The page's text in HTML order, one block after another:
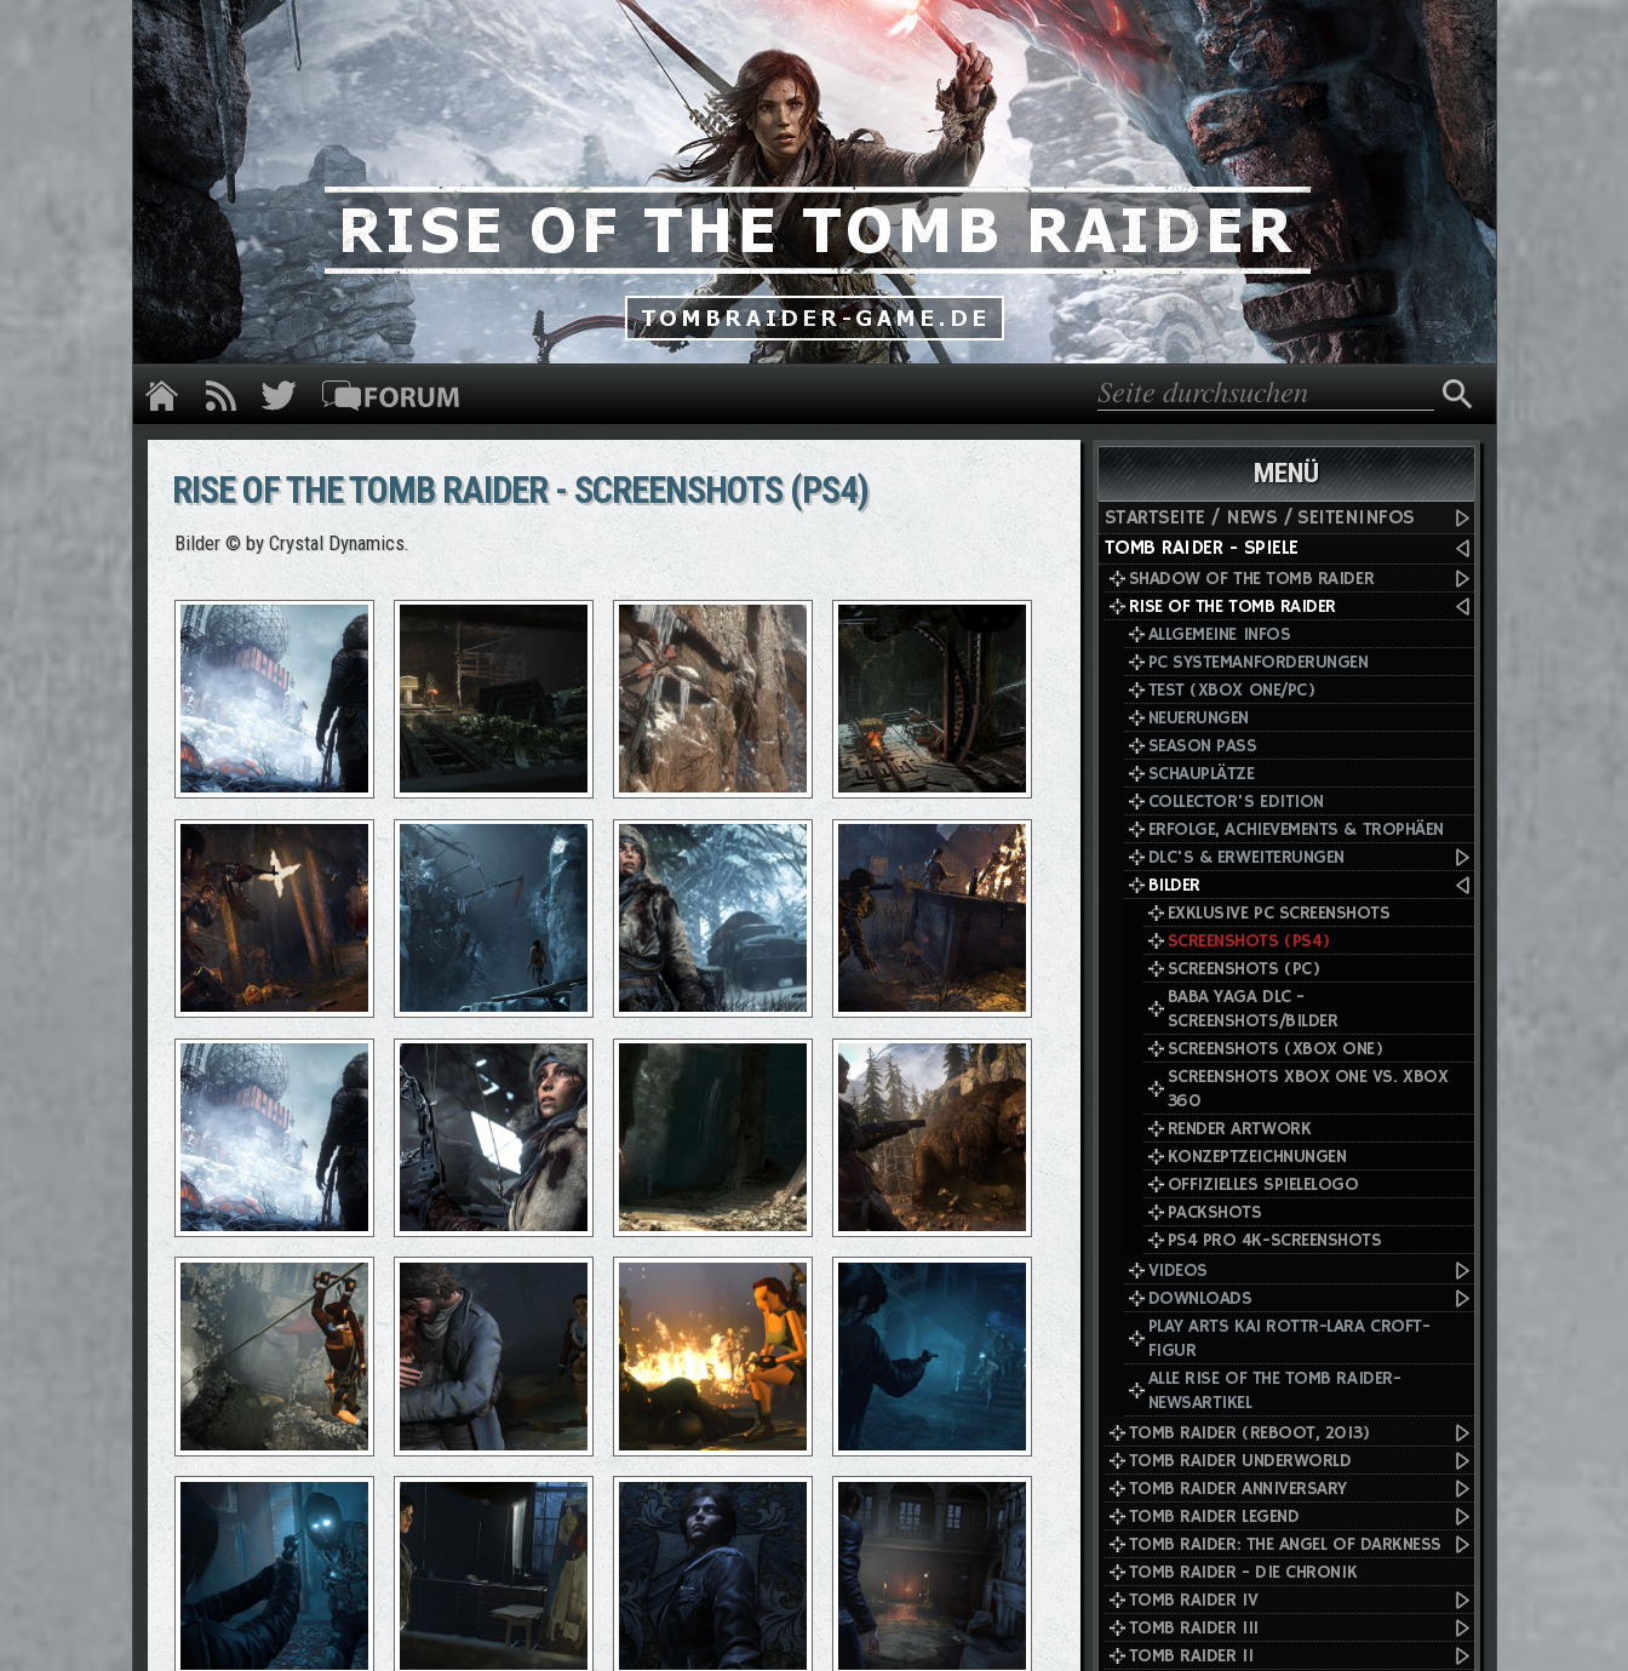
Direkt zum Inhalt
Suchformular
Suche
RISE OF THE TOMB RAIDER - SCREENSHOTS (PS4)
Bilder © by Crystal Dynamics.
MENÜ
STARTSEITE / NEWS / SEITENINFOS
TOMB RAIDER - SPIELE
SHADOW OF THE TOMB RAIDER
RISE OF THE TOMB RAIDER
ALLGEMEINE INFOS
PC SYSTEMANFORDERUNGEN
TEST (XBOX ONE/PC)
NEUERUNGEN
SEASON PASS
SCHAUPLÄTZE
COLLECTOR'S EDITION
ERFOLGE, ACHIEVEMENTS & TROPHÄEN
DLC'S & ERWEITERUNGEN
BILDER
EXKLUSIVE PC SCREENSHOTS
SCREENSHOTS (PS4)
SCREENSHOTS (PC)
BABA YAGA DLC -
SCREENSHOTS/BILDER
SCREENSHOTS (XBOX ONE)
SCREENSHOTS XBOX ONE VS. XBOX
360
RENDER ARTWORK
KONZEPTZEICHNUNGEN
OFFIZIELLES SPIELELOGO
PACKSHOTS
PS4 PRO 4K-SCREENSHOTS
VIDEOS
DOWNLOADS
PLAY ARTS KAI ROTTR-LARA CROFT-
FIGUR
ALLE RISE OF THE TOMB RAIDER-
NEWSARTIKEL
TOMB RAIDER (REBOOT, 2013)
TOMB RAIDER UNDERWORLD
TOMB RAIDER ANNIVERSARY
TOMB RAIDER LEGEND
TOMB RAIDER: THE ANGEL OF DARKNESS
TOMB RAIDER - DIE CHRONIK
TOMB RAIDER IV
TOMB RAIDER III
TOMB RAIDER II